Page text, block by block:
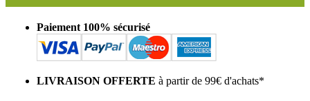
Paiement 100% sécurisé
LIVRAISON OFFERTE à partir de 99€ d'achats*